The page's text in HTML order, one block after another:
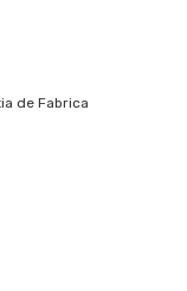
de Fabrica